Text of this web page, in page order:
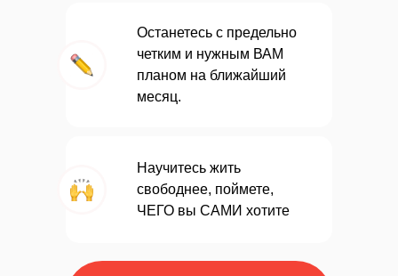
Останетесь с предельно
четким и нужным ВАМ
планом на ближайший
месяц.
Научитесь жить
свободнее, поймете,
ЧЕГО вы САМИ хотите